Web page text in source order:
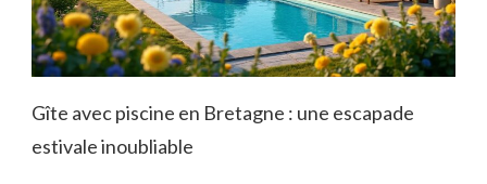
Gîte avec piscine en Bretagne : une escapade
estivale inoubliable